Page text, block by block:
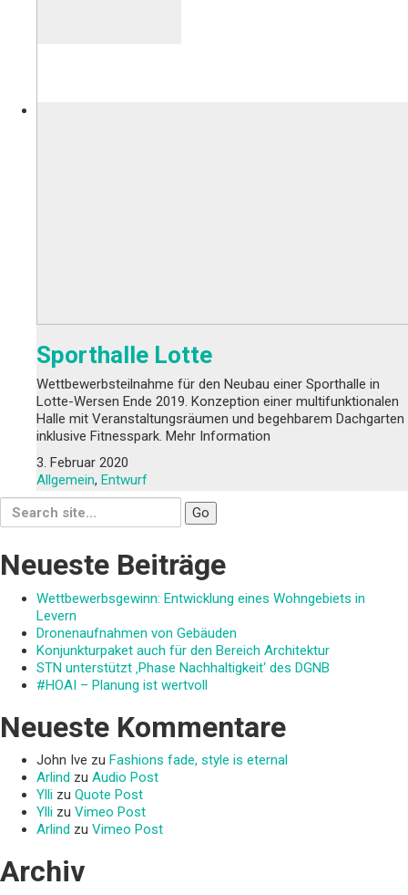
Sporthalle Lotte
Wettbewerbsteilnahme für den Neubau einer Sporthalle in
Lotte-Wersen Ende 2019. Konzeption einer multifunktionalen
Halle mit Veranstaltungsräumen und begehbarem Dachgarten
inklusive Fitnesspark. Mehr Information
3. Februar 2020
Allgemein, Entwurf
Search
for:
Neueste Beiträge
Wettbewerbsgewinn: Entwicklung eines Wohngebiets in
Levern
Dronenaufnahmen von Gebäuden
Konjunkturpaket auch für den Bereich Architektur
STN unterstützt ‚Phase Nachhaltigkeit‘ des DGNB
#HOAI – Planung ist wertvoll
Neueste Kommentare
John Ive zu Fashions fade, style is eternal
Arlind zu Audio Post
Ylli zu Quote Post
Ylli zu Vimeo Post
Arlind zu Vimeo Post
Archiv